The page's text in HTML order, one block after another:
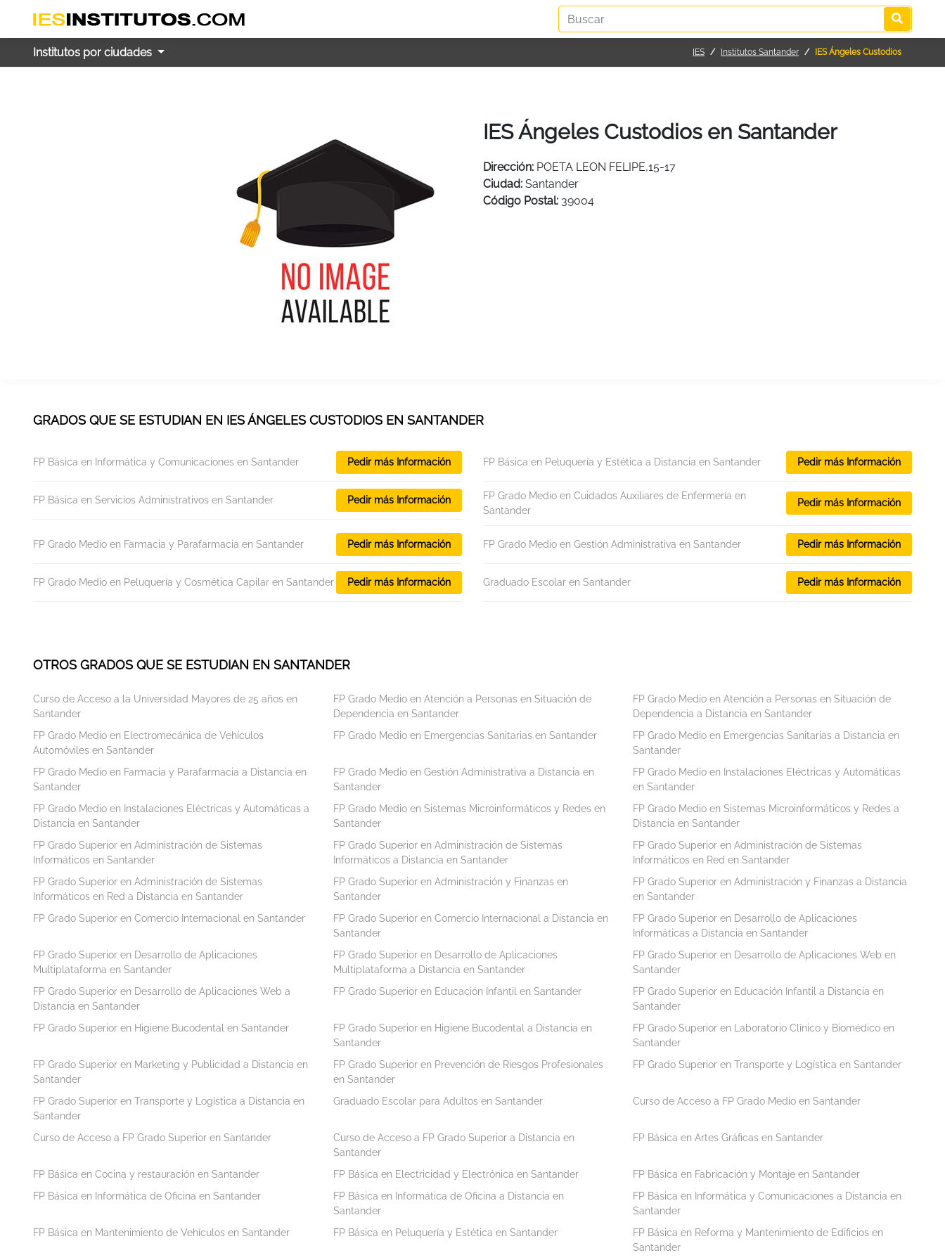
Institutos por ciudades IES Institutos Santander IES Ángeles Custodios
IES Ángeles Custodios en Santander
Dirección: POETA LEON FELIPE,15-17
Ciudad: Santander
Código Postal: 39004
GRADOS QUE SE ESTUDIAN EN IES ÁNGELES CUSTODIOS EN SANTANDER
FP Básica en Informática y Comunicaciones en Santander Pedir más Información FP Básica en Peluquería y Estética a Distancia en Santander Pedir más Información
FP Básica en Servicios Administrativos en Santander Pedir más Información
FP Grado Medio en Cuidados Auxiliares de Enfermería en
Santander
Pedir más Información
FP Grado Medio en Farmacia y Parafarmacia en Santander Pedir más Información FP Grado Medio en Gestión Administrativa en Santander Pedir más Información
FP Grado Medio en Peluquería y Cosmética Capilar en Santander Pedir más Información Graduado Escolar en Santander Pedir más Información
OTROS GRADOS QUE SE ESTUDIAN EN SANTANDER
Curso de Acceso a la Universidad Mayores de 25 años en
Santander
FP Grado Medio en Atención a Personas en Situación de
Dependencia en Santander
FP Grado Medio en Atención a Personas en Situación de
Dependencia a Distancia en Santander
FP Grado Medio en Electromecánica de Vehículos
Automóviles en Santander
FP Grado Medio en Emergencias Sanitarias en Santander
FP Grado Medio en Emergencias Sanitarias a Distancia en
Santander
FP Grado Medio en Farmacia y Parafarmacia a Distancia en
Santander
FP Grado Medio en Gestión Administrativa a Distancia en
Santander
FP Grado Medio en Instalaciones Eléctricas y Automáticas
en Santander
FP Grado Medio en Instalaciones Eléctricas y Automáticas a
Distancia en Santander
FP Grado Medio en Sistemas Microinformáticos y Redes en
Santander
FP Grado Medio en Sistemas Microinformáticos y Redes a
Distancia en Santander
FP Grado Superior en Administración de Sistemas
Informáticos en Santander
FP Grado Superior en Administración de Sistemas
Informáticos a Distancia en Santander
FP Grado Superior en Administración de Sistemas
Informáticos en Red en Santander
FP Grado Superior en Administración de Sistemas
Informáticos en Red a Distancia en Santander
FP Grado Superior en Administración y Finanzas en
Santander
FP Grado Superior en Administración y Finanzas a Distancia
en Santander
FP Grado Superior en Comercio Internacional en Santander
FP Grado Superior en Comercio Internacional a Distancia en
Santander
FP Grado Superior en Desarrollo de Aplicaciones
Informáticas a Distancia en Santander
FP Grado Superior en Desarrollo de Aplicaciones
Multiplataforma en Santander
FP Grado Superior en Desarrollo de Aplicaciones
Multiplataforma a Distancia en Santander
FP Grado Superior en Desarrollo de Aplicaciones Web en
Santander
FP Grado Superior en Desarrollo de Aplicaciones Web a
Distancia en Santander
FP Grado Superior en Educación Infantil en Santander
FP Grado Superior en Educación Infantil a Distancia en
Santander
FP Grado Superior en Higiene Bucodental en Santander
FP Grado Superior en Higiene Bucodental a Distancia en
Santander
FP Grado Superior en Laboratorio Clínico y Biomédico en
Santander
FP Grado Superior en Marketing y Publicidad a Distancia en
Santander
FP Grado Superior en Prevención de Riesgos Profesionales
en Santander
FP Grado Superior en Transporte y Logística en Santander
FP Grado Superior en Transporte y Logística a Distancia en
Santander
Graduado Escolar para Adultos en Santander Curso de Acceso a FP Grado Medio en Santander
Curso de Acceso a FP Grado Superior en Santander
Curso de Acceso a FP Grado Superior a Distancia en
Santander
FP Básica en Artes Gráficas en Santander
FP Básica en Cocina y restauración en Santander FP Básica en Electricidad y Electrónica en Santander
FP Básica en Fabricación y Montaje en Santander
FP Básica en Informática de Oficina en Santander
FP Básica en Informática de Oficina a Distancia en
Santander
FP Básica en Informática y Comunicaciones a Distancia en
Santander
FP Básica en Mantenimiento de Vehículos en Santander
FP Básica en Peluquería y Estética en Santander
FP Básica en Reforma y Mantenimiento de Edificios en
Santander